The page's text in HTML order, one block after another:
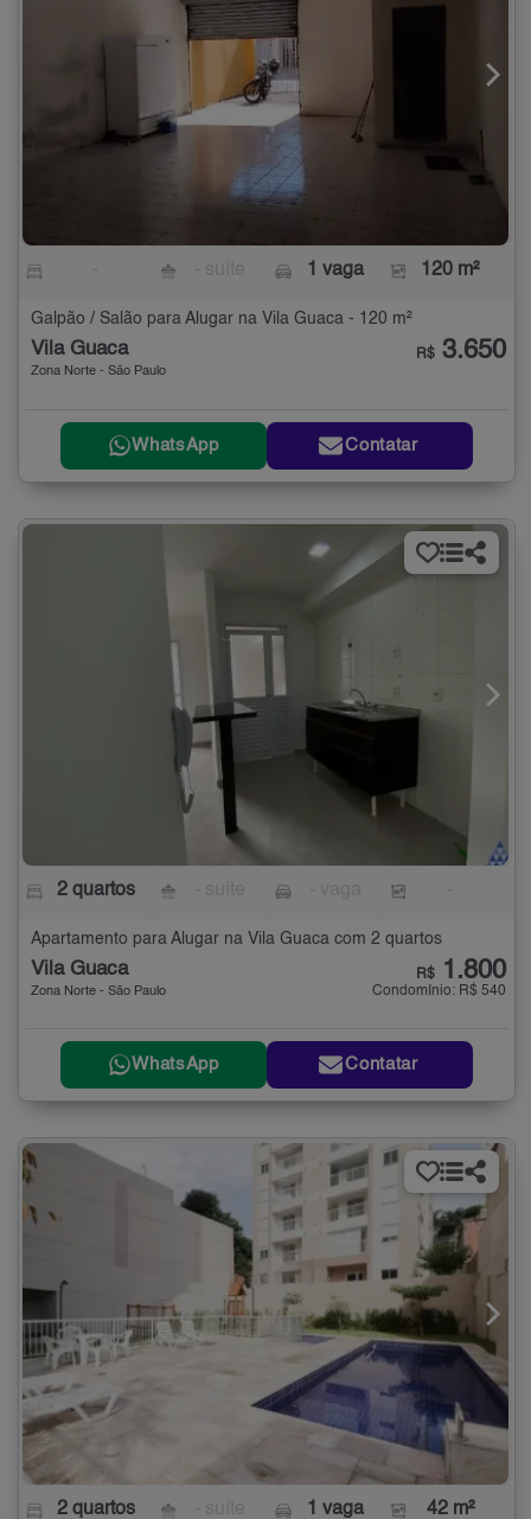
1 vaga 120 m²
Galpão / Salão para Alugar na Vila Guaca - 120 m²
Vila Guaca
Zona Norte - São Paulo
R$ 3.650
WhatsApp Contatar
2 quartos
Apartamento para Alugar na Vila Guaca com 2 quartos
Vila Guaca
Zona Norte - São Paulo
R$ 1.800
Condomínio: R$ 540
WhatsApp Contatar
2 quartos 1 vaga 42 m²